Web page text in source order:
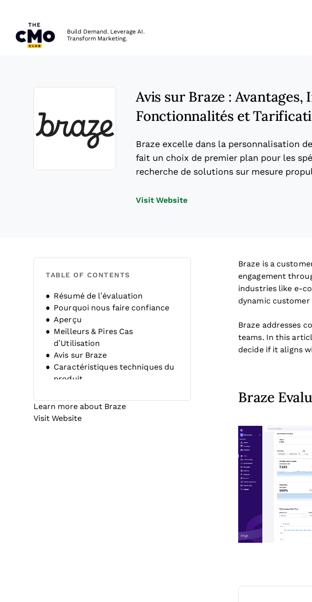
Build Demand. Leverage AI.
Transform Marketing.
Avis sur Braze : Avantages,
Fonctionnalités et
Braze excelle dans la personnalisation
fait un choix de premier plan pour les
recherche de solutions sur mesure
Visit WebsiteOpens new window
TABLE OF CONTENTS
Résumé de l’évaluation
Pourquoi nous faire confiance
Aperçu
Meilleurs & Pires Cas
d’Utilisation
Avis sur Braze
Caractéristiques techniques du
produit
FAQ
Historique de l’entreprise
Learn more about Braze
Visit WebsiteOpens new window
Braze is a
engagement
industries like e-
dynamic
Braze addresses
teams. In this
decide if it aligns
Braze